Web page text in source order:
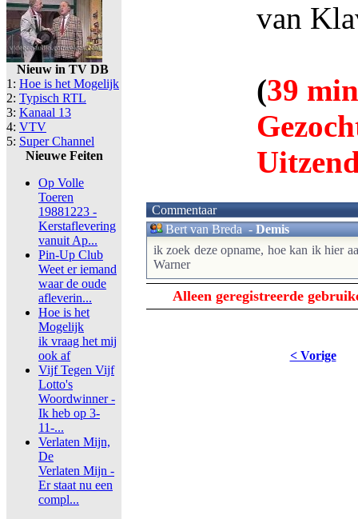
Nieuw in TV DB
1: Hoe is het Mogelijk
2: Typisch RTL
3: Kanaal 13
4: VTV
5: Super Channel
Nieuwe Feiten
Op Volle
Toeren
19881223 -
Kerstaflevering
vanuit Ap...
Pin-Up Club
Weet er iemand
waar de oude
afleverin...
Hoe is het
Mogelijk
ik vraag het mij
ook af
Vijf Tegen Vijf
Lotto's
Woordwinner -
Ik heb op 3-
11-...
Verlaten Mijn,
De
Verlaten Mijn -
Er staat nu een
compl...
van
(39
Commentaar
Bert van Breda-Demis
ik zoek deze opname, hoe kan ik hier
Warner
Alleen geregistreerde
< Vorige